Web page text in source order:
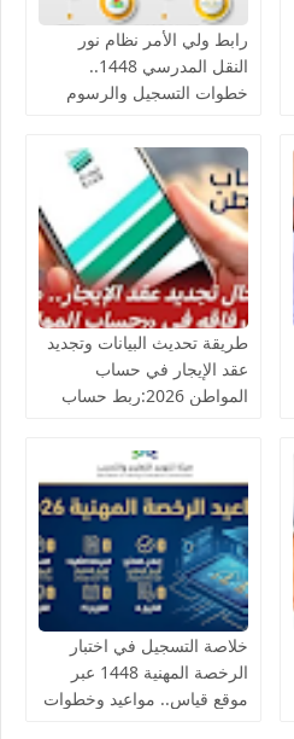
رابط ولي الأمر نظام نور
النقل المدرسي 1448..
خطوات التسجيل والرسوم
الباص
طريقة تحديث البيانات وتجديد
عقد الإيجار في حساب
المواطن 2026:ربط حساب
خلاصة التسجيل في اختبار
الرخصة المهنية 1448 عبر
موقع قياس.. مواعيد وخطوات